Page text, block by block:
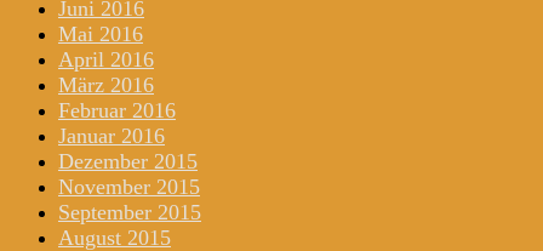
Juni 2016
Mai 2016
April 2016
März 2016
Februar 2016
Januar 2016
Dezember 2015
November 2015
September 2015
August 2015